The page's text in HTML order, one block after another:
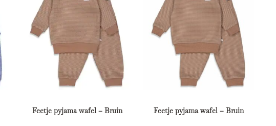
Feetje pyjama wafel – Bruin Feetje pyjama wafel – Bruin